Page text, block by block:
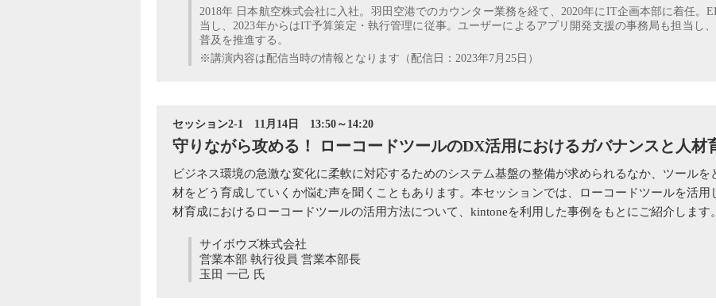
2018年 日本航空株式会社に入社。羽田空港でのカウンター業務を経て、2020年にIT企画本部に着任。
当し、2023年からはIT予算策定・執行管理に従事。ユーザーによるアプリ開発支援の事務局も担当し
普及を推進する。
※講演内容は配信当時の情報となります（配信日：2023年7月25日）
セッション2-1 11月14日 13:50～14:20
守りながら攻める！ ローコードツールのDX活用におけるガバナンスと人材
ビジネス環境の急激な変化に柔軟に対応するためのシステム基盤の整備が求められるなか、ツール
材をどう育成していくか悩む声を聞くこともあります。本セッションでは、ローコードツールを活用
材育成におけるローコードツールの活用方法について、kintoneを利用した事例をもとにご紹介します。
サイボウズ株式会社
営業本部 執行役員 営業本部長
玉田 一己 氏